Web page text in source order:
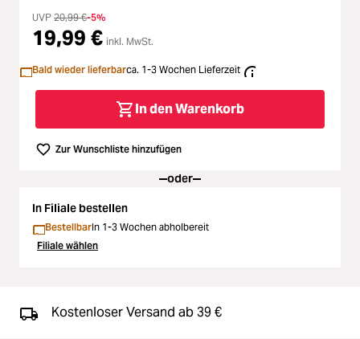
Loading...
Ferngläser
Loading...
Second Hand
Loading...
SALE
UVP 20,99 €-5%
19,99 € inkl. MwSt.
Bald wieder lieferbarca. 1-3 Wochen Lieferzeit
In den Warenkorb
Zur Wunschliste hinzufügen
oder
In Filiale bestellen
BestellbarIn 1-3 Wochen abholbereit
Filiale wählen
Kostenloser Versand ab 39 €